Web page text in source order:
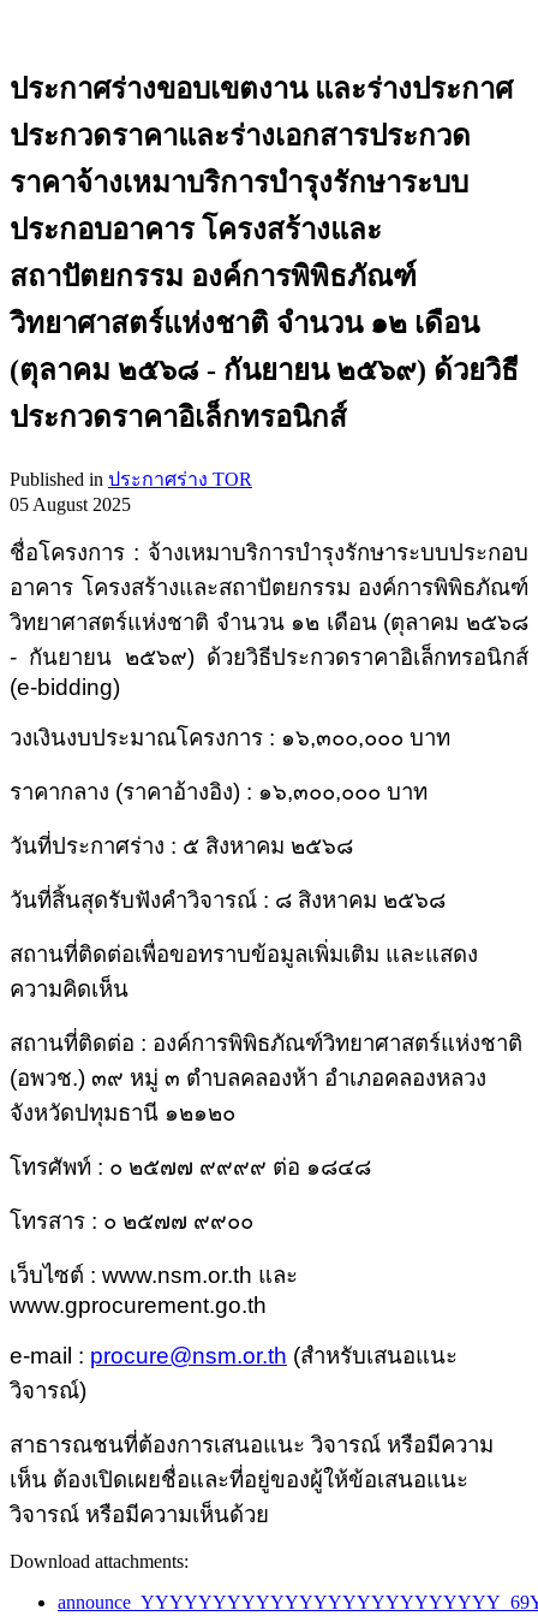
ประกาศร่างขอบเขตงาน และร่างประกาศ
ประกวดราคาและร่างเอกสารประกวด
ราคาจ้างเหมาบริการบำรุงรักษาระบบ
ประกอบอาคาร โครงสร้างและ
สถาปัตยกรรม องค์การพิพิธภัณฑ์
วิทยาศาสตร์แห่งชาติ จำนวน ๑๒ เดือน
(ตุลาคม ๒๕๖๘ - กันยายน ๒๕๖๙) ด้วยวิธี
ประกวดราคาอิเล็กทรอนิกส์
Published in ประกาศร่าง TOR
05 August 2025
ชื่อโครงการ : จ้างเหมาบริการบำรุงรักษาระบบประกอบ
อาคาร โครงสร้างและสถาปัตยกรรม องค์การพิพิธภัณฑ์
วิทยาศาสตร์แห่งชาติ จำนวน ๑๒ เดือน (ตุลาคม ๒๕๖๘
- กันยายน ๒๕๖๙) ด้วยวิธีประกวดราคาอิเล็กทรอนิกส์
(e-bidding)
วงเงินงบประมาณโครงการ : ๑๖,๓๐๐,๐๐๐ บาท
ราคากลาง (ราคาอ้างอิง) : ๑๖,๓๐๐,๐๐๐ บาท
วันที่ประกาศร่าง : ๕ สิงหาคม ๒๕๖๘
วันที่สิ้นสุดรับฟังคำวิจารณ์ : ๘ สิงหาคม ๒๕๖๘
สถานที่ติดต่อเพื่อขอทราบข้อมูลเพิ่มเติม และแสดง
ความคิดเห็น
สถานที่ติดต่อ : องค์การพิพิธภัณฑ์วิทยาศาสตร์แห่งชาติ
(อพวช.) ๓๙ หมู่ ๓ ตำบลคลองห้า อำเภอคลองหลวง
จังหวัดปทุมธานี ๑๒๑๒๐
โทรศัพท์ : ๐ ๒๕๗๗ ๙๙๙๙ ต่อ ๑๘๔๘
โทรสาร : ๐ ๒๕๗๗ ๙๙๐๐
เว็บไซต์ : www.nsm.or.th และ
www.gprocurement.go.th
e-mail : procure@nsm.or.th (สำหรับเสนอแนะ
วิจารณ์)
สาธารณชนที่ต้องการเสนอแนะ วิจารณ์ หรือมีความ
เห็น ต้องเปิดเผยชื่อและที่อยู่ของผู้ให้ข้อเสนอแนะ
วิจารณ์ หรือมีความเห็นด้วย
Download attachments: